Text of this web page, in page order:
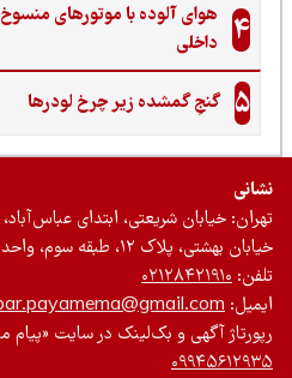
هوای آلوده با موتورهای
داخلی
گنجِ گمشده زیر چرخ لودرها
خیابان شریعتی، ابتدای عباس‌آباد،
بهشتی، پلاک ۱۲، طبقه سوم، واحد ۵
۰۲۱۲۸۴۲۱۹۱۰
khabar.payamema@gmail.com
آگهی و بک‌لینک در سایت «پیام ما»: